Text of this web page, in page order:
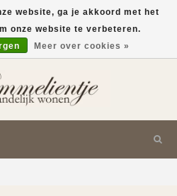
website, ga je akkoord met het
onze website te verbeteren.
Meer over cookies »